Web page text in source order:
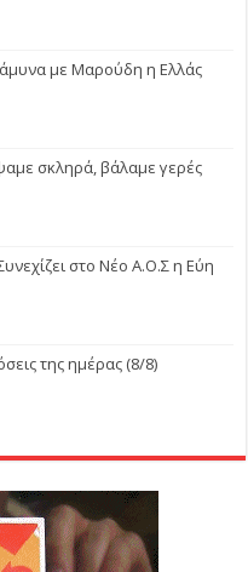
με Μαρούδη η Ελλάς
σκληρά, βάλαμε γερές
στο Νέο Α.Ο.Σ η Εύη
της ημέρας (8/8)